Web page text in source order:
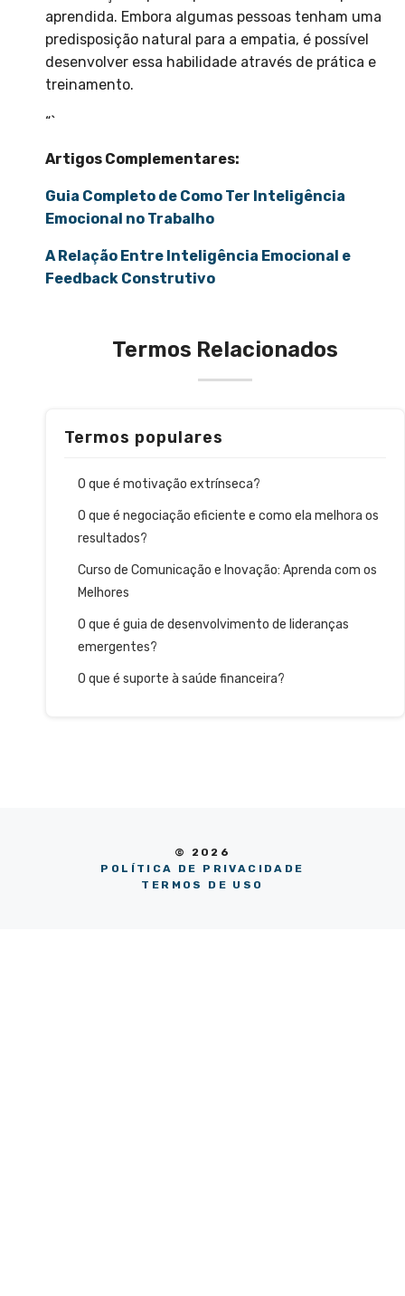
aprendida. Embora algumas pessoas tenham uma
predisposição natural para a empatia, é possível
desenvolver essa habilidade através de prática e
treinamento.
“`
Artigos Complementares:
Guia Completo de Como Ter Inteligência
Emocional no Trabalho
A Relação Entre Inteligência Emocional e
Feedback Construtivo
Termos Relacionados
Termos populares
O que é motivação extrínseca?
O que é negociação eficiente e como ela melhora os
resultados?
Curso de Comunicação e Inovação: Aprenda com os
Melhores
O que é guia de desenvolvimento de lideranças
emergentes?
O que é suporte à saúde financeira?
© 2026
POLÍTICA DE PRIVACIDADE
TERMOS DE USO